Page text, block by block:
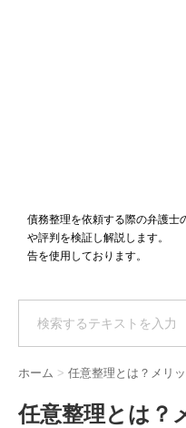
債務整理を依頼する際の弁護士
や評判を検証し解説しま
告を使用しております。
ホーム > 任意整理とは？メリ
任意整理とは？